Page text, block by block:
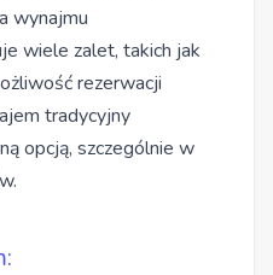
wynajmu
wiele zalet, takich jak
rezerwacji
tradycyjny
opcją, szczególnie w